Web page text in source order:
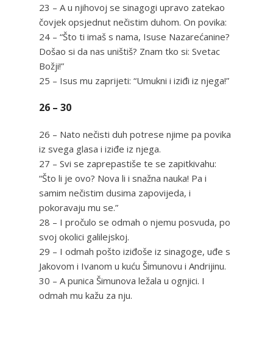
23 – A u njihovoj se sinagogi upravo zatekao
čovjek opsjednut nečistim duhom. On povika:
24 – “Što ti imaš s nama, Isuse Nazarećanine?
Došao si da nas uništiš? Znam tko si: Svetac
Božji!”
25 – Isus mu zaprijeti: “Umukni i iziđi iz njega!”
26 – 30
26 – Nato nečisti duh potrese njime pa povika
iz svega glasa i iziđe iz njega.
27 – Svi se zaprepastiše te se zapitkivahu:
“Što li je ovo? Nova li i snažna nauka! Pa i
samim nečistim dusima zapovijeda, i
pokoravaju mu se.”
28 – I pročulo se odmah o njemu posvuda, po
svoj okolici galilejskoj.
29 – I odmah pošto iziđoše iz sinagoge, uđe s
Jakovom i Ivanom u kuću Šimunovu i Andrijinu.
30 – A punica Šimunova ležala u ognjici. I
odmah mu kažu za nju.